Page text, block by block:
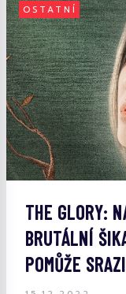
OSTATNÍ
THE GLORY:
BRUTÁLNÍ
POMŮŽE